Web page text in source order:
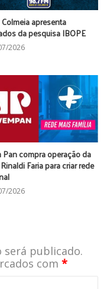
apresenta
da pesquisa IBOPE
2026
Pan compra operação da
Faria para criar rede
2026
será publicado.
com *